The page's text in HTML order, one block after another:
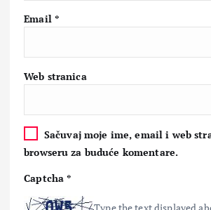
Email *
Web stranica
Sačuvaj moje ime, email i web
browseru za buduće komentare.
Captcha*